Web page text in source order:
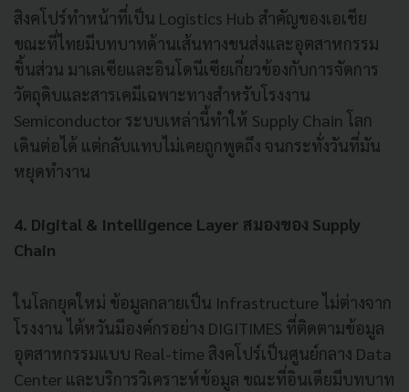
สิงคโปร์ทำหน้าที่เป็น Logistics Hub สำคัญของเอเชีย
ขณะที่ไทยมีบทบาทด้านเส้นทางขนส่งและอุตสาหกรรม
ชิ้นส่วน มาเลเซียและอินโดนีเซียเกี่ยวข้องกับการจัดการ
วัตถุดิบและสารเคมีเฉพาะทางสำหรับโรงงาน
Semiconductor ระบบเหล่านี้ทำให้ Supply Chain โลก
เดินต่อได้ แต่กลับแทบไม่เคยถูกพูดถึง จนกระทั่งวันที่มัน
หยุดทำงาน
4. Digital & Intelligence Layer สมองของ Supply
Chain
ในโลกยุคใหม่ ข้อมูลกลายเป็น Infrastructure ไม่ต่างจาก
โรงงาน ไต้หวันมีองค์กรอย่าง DIGITIMES ที่ติดตามข้อมูล
อุตสาหกรรมแบบ Real-time สิงคโปร์เป็นศูนย์กลาง Data
Center และบริการวิเคราะห์ข้อมูล ขณะที่อินเดียมีบทบาท